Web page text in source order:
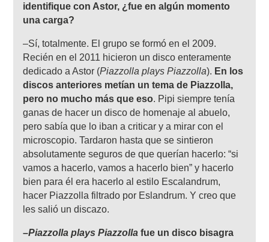
identifique con Astor, ¿fue en algún momento
una carga?
–Sí, totalmente. El grupo se formó en el 2009.
Recién en el 2011 hicieron un disco enteramente
dedicado a Astor (Piazzolla plays Piazzolla). En los
discos anteriores metían un tema de Piazzolla,
pero no mucho más que eso. Pipi siempre tenía
ganas de hacer un disco de homenaje al abuelo,
pero sabía que lo iban a criticar y a mirar con el
microscopio. Tardaron hasta que se sintieron
absolutamente seguros de que querían hacerlo: “si
vamos a hacerlo, vamos a hacerlo bien” y hacerlo
bien para él era hacerlo al estilo Escalandrum,
hacer Piazzolla filtrado por Eslandrum. Y creo que
les salió un discazo.
–Piazzolla plays Piazzolla fue un disco bisagra